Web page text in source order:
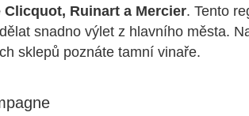
Clicquot, Ruinart a Mercier. Tento
snadno výlet z hlavního města.
sklepů poznáte tamní vinaře.